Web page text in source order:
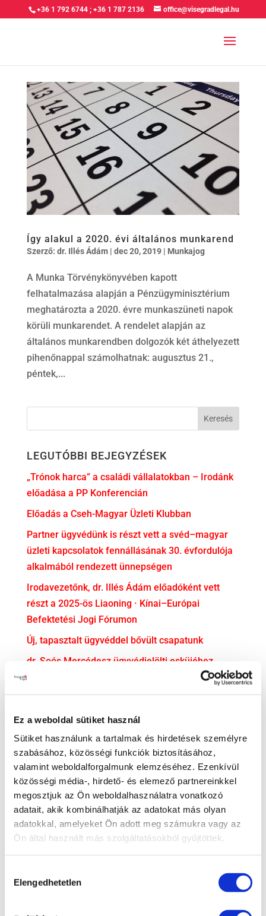
Ez a weboldal sütiket használ
Sütiket használunk a tartalmak és hirdetések személyre
szabásához, közösségi funkciók biztosításához,
valamint weboldalforgalmunk elemzéséhez. Ezenkívül
közösségi média-, hirdető- és elemező partnereinkkel
megosztjuk az Ön weboldalhasználatra vonatkozó
adatait, akik kombinálhatják az adatokat más olyan
adatokkal, amelyeket Ön adott meg számukra vagy az
Ön által használt más szolgáltatásokból gyűjtöttek.
kiválasztása
Elengedhetetlen
+36 1 792 6744 ;+36 1 787 2136 office@visegradlegal.hu
Így alakul a 2020. évi általános munkarend
Szerző: dr. Illés Ádám| dec 20, 2019| Munkajog
A Munka Törvénykönyvében kapott
felhatalmazása alapján a Pénzügyminisztérium
meghatározta a 2020. évre munkaszüneti napok
körüli munkarendet. A rendelet alapján az
általános munkarendben dolgozók két áthelyezett
pihenőnappal számolhatnak: augusztus 21.,
péntek,...
LEGUTÓBBI BEJEGYZÉSEK
„Trónok harca” a családi vállalatokban – Irodánk
előadása a PP Konferencián
Előadás a Cseh-Magyar Üzleti Klubban
Partner ügyvédünk is részt vett a svéd–magyar
üzleti kapcsolatok fennállásának 30. évfordulója
alkalmából rendezett ünnepségen
Irodavezetőnk, dr. Illés Ádám előadóként vett
részt a 2025-ös Liaoning · Kínai–Európai
Befektetési Jogi Fórumon
Új, tapasztalt ügyvéddel bővült csapatunk
dr. Soós Mercédesz ügyvédjelölti esküjéhez
gratulálunk!
Adózás
Bejelentővédelem
Compliance
EU jog
Fogyasztóvédelem
Ingatlanjog
Irodai hírek